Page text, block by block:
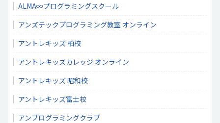
ALMA∞プログラミングスクール
アンズテックプログラミング教室 オンライン
アントレキッズ 柏校
アントレキッズカレッジ オンライン
アントレキッズ 昭和校
アントレキッズ富士校
アンプログラミングクラブ